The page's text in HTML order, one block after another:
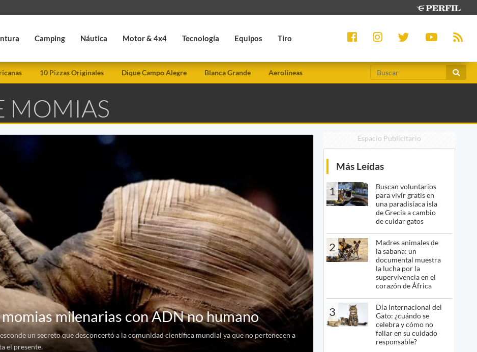
Camping Náutica Motor & 4x4 Tecnología Equipos Tiro
10 Pizzas Originales Dique Campo Alegre Blanca Grande Aerolíneas
MOMIAS
milenarias con ADN no humano
un secreto que desconcertó a la comunidad científica mundial ya que no pertenecen a
el presente.
Espacio Publicitario
Más Leídas
1
Buscan voluntarios
para vivir gratis en
una paradisíaca isla
de Grecia a cambio
de cuidar gatos
2
Madres animales de
la sabana: un
documental muestra
la lucha por la
supervivencia en el
corazón de África
3
Día Internacional del
Gato: ¿cuándo se
celebra y cómo no
fallar en su cuidado
responsable?